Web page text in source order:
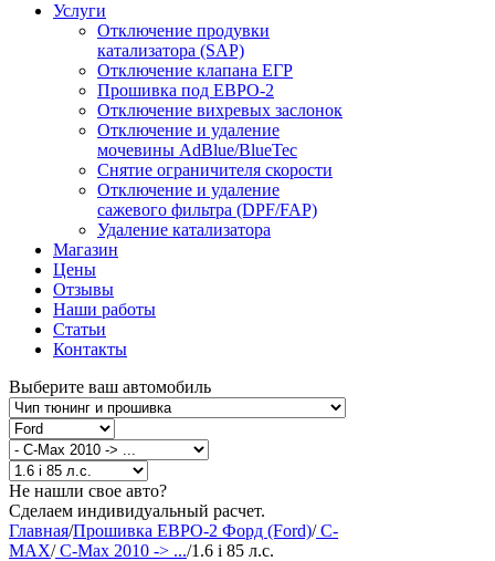
Услуги
Отключение продувки
катализатора (SAP)
Отключение клапана ЕГР
Прошивка под ЕВРО-2
Отключение вихревых заслонок
Отключение и удаление
мочевины AdBlue/BlueTec
Снятие ограничителя скорости
Отключение и удаление
сажевого фильтра (DPF/FAP)
Удаление катализатора
Магазин
Цены
Отзывы
Наши работы
Статьи
Контакты
Выберите ваш автомобиль
Не нашли свое авто?
Сделаем индивидуальный расчет.
Главная/Прошивка ЕВРО-2 Форд (Ford)/C-
MAX/C-Max 2010 -> .../1.6 i 85 л.с.